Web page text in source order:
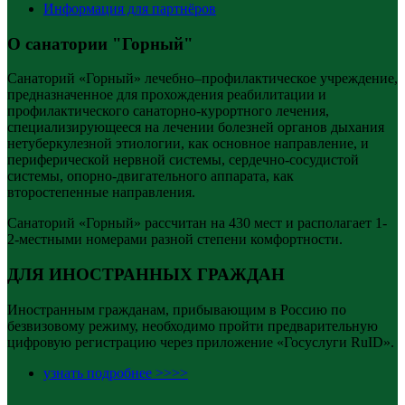
Информация для партнёров
О санатории "Горный"
Санаторий «Горный» лечебно–профилактическое учреждение,
предназначенное для прохождения реабилитации и
профилактического санаторно-курортного лечения,
специализирующееся на лечении болезней органов дыхания
нетуберкулезной этиологии, как основное направление, и
периферической нервной системы, сердечно-сосудистой
системы, опорно-двигательного аппарата, как
второстепенные направления.
Санаторий «Горный» рассчитан на 430 мест и располагает 1-
2-местными номерами разной степени комфортности.
ДЛЯ ИНОСТРАННЫХ ГРАЖДАН
Иностранным гражданам, прибывающим в Россию по
безвизовому режиму, необходимо пройти предварительную
цифровую регистрацию через приложение «Госуслуги RuID».
узнать подробнее >>>>